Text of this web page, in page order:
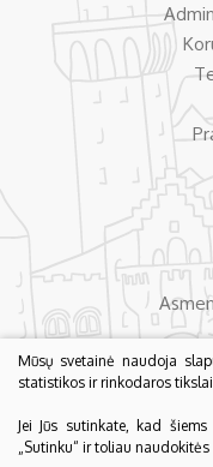
Mūsų svetainė naudoja
statistikos ir rinkodaros
Jei Jūs sutinkate, kad
„Sutinku“ ir toliau naudokitės